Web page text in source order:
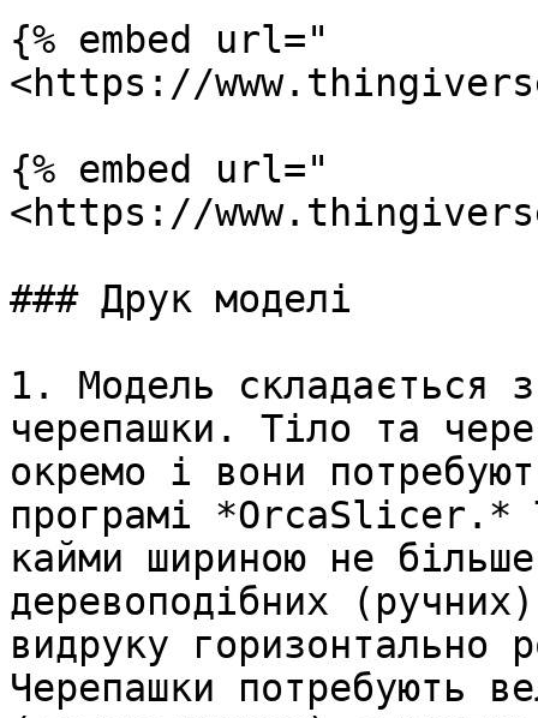
{% embed url="
<https://
{% embed url="
<https://
### Друк моделі
1. Модель складається
черепашки. Тіло та
окремо і вони
програмі *OrcaSlicer.*
кайми шириною не
деревоподібних
видруку горизонтально
Черепашки потребують